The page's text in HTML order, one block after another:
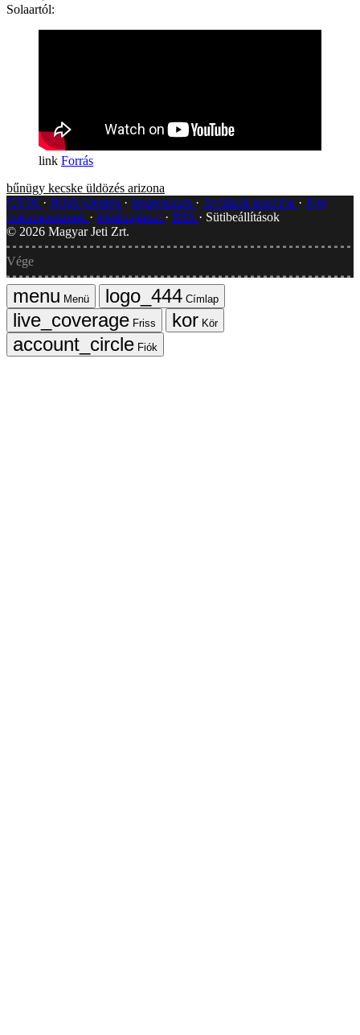
Solaartól:
Forrás
bűnügy kecske üldözés arizona
GYIK
Hibát jelentek Impresszum Javítások kezelése
Jogi
dokumentumok
Médiaajánlat RSS
Sütibeállítások
© 2026 Magyar Jeti Zrt.
Vége
Menü
Címlap
Friss
Kör
Fiók